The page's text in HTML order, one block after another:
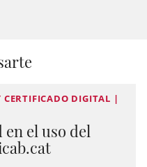
DIGITAL |
en el uso del